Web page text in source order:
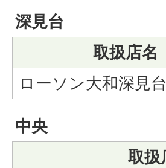
深見台
取扱店名
ローソン大和深見
中央
取扱